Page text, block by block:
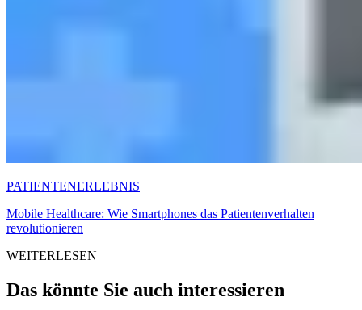
PATIENTENERLEBNIS
Mobile Healthcare: Wie Smartphones das Patientenverhalten
revolutionieren
WEITERLESEN
Das könnte Sie auch interessieren